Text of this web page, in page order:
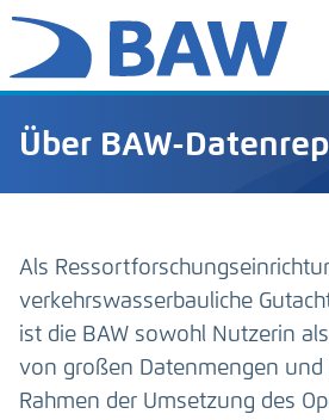
Über BAW-
Als
verkehrswasserbauliche
ist die BAW sowohl Nutzerin
von großen Datenmengen
Rahmen der Umsetzung des